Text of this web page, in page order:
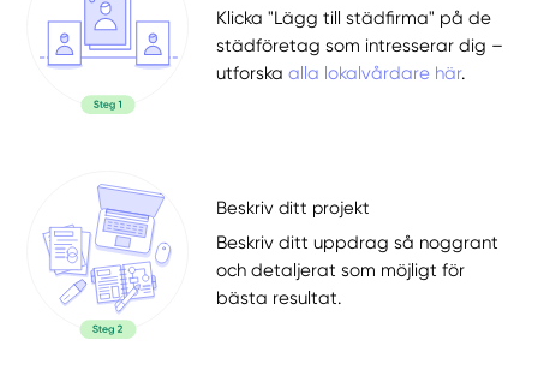
Klicka "Lägg till städfirma" på de
städföretag som intresserar dig –
utforskaalla lokalvårdare här.
Beskriv ditt projekt
Beskriv ditt uppdrag så noggrant
och detaljerat som möjligt för
bästa resultat.